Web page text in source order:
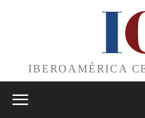
I
IBEROAMÉRICA